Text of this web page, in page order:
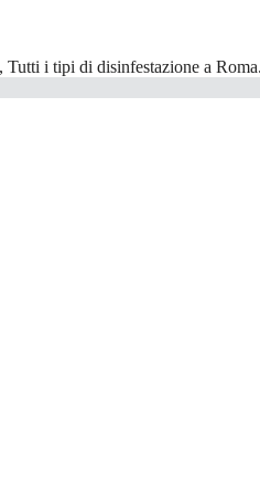
i tipi di disinfestazione a